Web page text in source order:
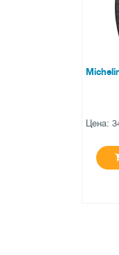
Цена: